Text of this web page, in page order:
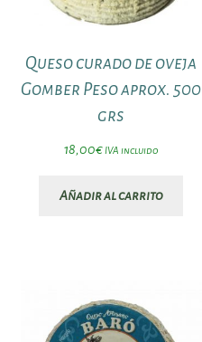
Queso curado de oveja
Gomber Peso aprox. 500
grs
18,00€ IVA incluido
Añadir al carrito